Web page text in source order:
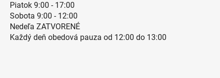
Piatok 9:00 - 17:00
Sobota 9:00 - 12:00
Nedeľa ZATVORENÉ
Každý deň obedová pauza od 12:00 do 13:00